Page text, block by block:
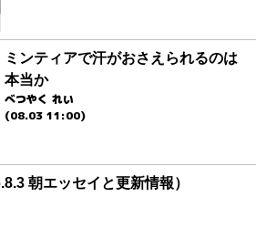
ミンティアで汗がおさえられるのは
本当か
べつやく れい
(08.03 11:00)
朝エッセイと更新情報）